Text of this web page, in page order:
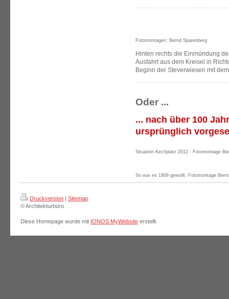
Fotomontagen: Bernd Sparenberg
Hinten rechts die Einmündung
Ausfahrt aus dem Kreisel in
Beginn der Steverwiesen mit
Oder ...
... nach über 100
ursprünglich
Situation Kirchplatz 2012 - Fotomontage
So war es 1909 gewollt. Fotomontage
Druckversion
Sitemap
© Architekturbüro
Diese Homepage wurde mit IONOS MyWebsite erstellt.